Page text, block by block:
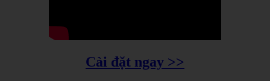
Cài đặt ngay >>